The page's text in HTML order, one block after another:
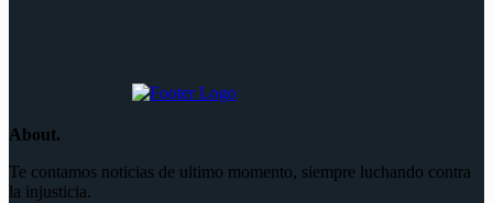
About.
Te contamos noticias de ultimo momento, siempre luchando contra
la injusticia.